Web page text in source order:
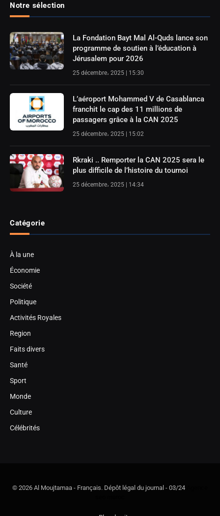
Notre sélection
La Fondation Bayt Mal Al-Quds lance son
programme de soutien à l’éducation à
Jérusalem pour 2026
25 décembre، 2025 | 15:30
L’aéroport Mohammed V de Casablanca
franchit le cap des 11 millions de
passagers grâce à la CAN 2025
25 décembre، 2025 | 15:02
Rkraki .. Remporter la CAN 2025 sera le
plus difficile de l’histoire du tournoi
25 décembre، 2025 | 14:34
Catégorie
À la une
Économie
Société
Politique
Activités Royales
Region
Faits divers
Santé
Sport
Monde
Culture
Célébrités
© 2026 Al Moujtamaa - Français. Dépôt légal du journal - 03/24